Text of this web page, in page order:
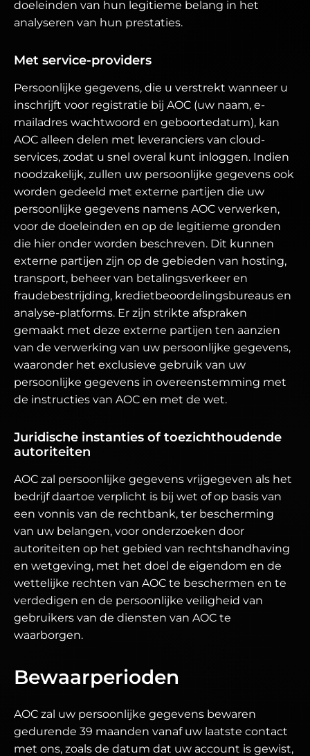
doeleinden van hun legitieme belang in het
analyseren van hun prestaties.
Met service-providers
Persoonlijke gegevens, die u verstrekt wanneer u
inschrijft voor registratie bij AOC (uw naam, e-
mailadres wachtwoord en geboortedatum), kan
AOC alleen delen met leveranciers van cloud-
services, zodat u snel overal kunt inloggen. Indien
noodzakelijk, zullen uw persoonlijke gegevens ook
worden gedeeld met externe partijen die uw
persoonlijke gegevens namens AOC verwerken,
voor de doeleinden en op de legitieme gronden
die hier onder worden beschreven. Dit kunnen
externe partijen zijn op de gebieden van hosting,
transport, beheer van betalingsverkeer en
fraudebestrijding, kredietbeoordelingsbureaus en
analyse-platforms. Er zijn strikte afspraken
gemaakt met deze externe partijen ten aanzien
van de verwerking van uw persoonlijke gegevens,
waaronder het exclusieve gebruik van uw
persoonlijke gegevens in overeenstemming met
de instructies van AOC en met de wet.
Juridische instanties of toezichthoudende
autoriteiten
AOC zal persoonlijke gegevens vrijgegeven als het
bedrijf daartoe verplicht is bij wet of op basis van
een vonnis van de rechtbank, ter bescherming
van uw belangen, voor onderzoeken door
autoriteiten op het gebied van rechtshandhaving
en wetgeving, met het doel de eigendom en de
wettelijke rechten van AOC te beschermen en te
verdedigen en de persoonlijke veiligheid van
gebruikers van de diensten van AOC te
waarborgen.
Bewaarperioden
AOC zal uw persoonlijke gegevens bewaren
gedurende 39 maanden vanaf uw laatste contact
met ons, zoals de datum dat uw account is gewist,